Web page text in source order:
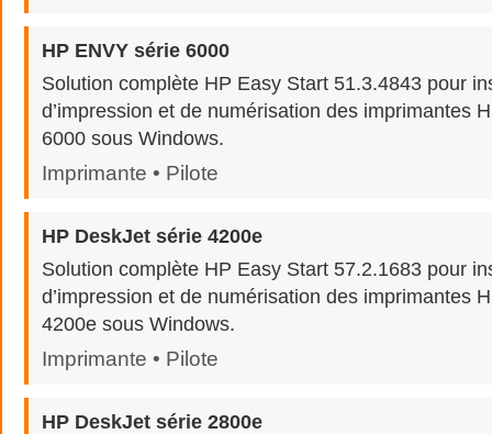
HP ENVY série 6000
Solution complète HP Easy Start 51.3.4843 pour
d’impression et de numérisation des imprimantes
6000 sous Windows.
Imprimante • Pilote
HP DeskJet série 4200e
Solution complète HP Easy Start 57.2.1683 pour
d’impression et de numérisation des imprimantes
4200e sous Windows.
Imprimante • Pilote
HP DeskJet série 2800e